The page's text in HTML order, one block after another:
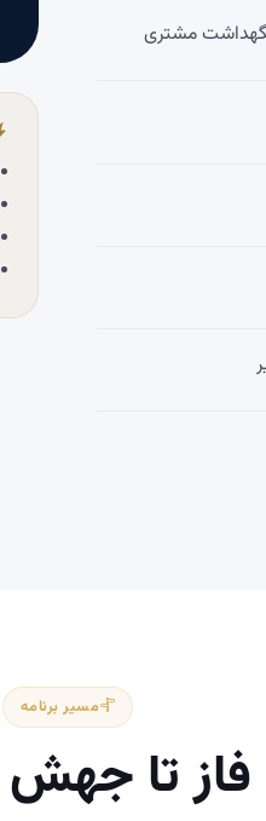
مشتری
مسیر برنامه